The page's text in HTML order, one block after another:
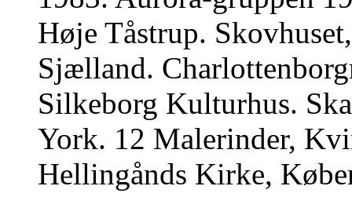
Høje Tåstrup.
Sjælland.
Silkeborg Kulturhus.
York. 12 Malerinder,
Hellingånds Kirke,